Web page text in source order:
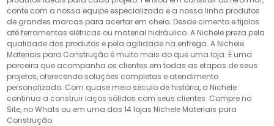
conte com a nossa equipe especializada e a nossa linha produtos
de grandes marcas para acertar em cheio. Desde cimento e tijolos
até ferramentas elétricas ou material hidráulico. A Nichele preza pela
qualidade dos produtos e pela agilidade na entrega. A Nichele
Materiais para Construção é muito mais do que uma loja. É uma
parceira que acompanha os clientes em todas as etapas de seus
projetos, oferecendo soluções completas e atendimento
personalizado. Com quase meio século de história, a Nichele
continua a construir laços sólidos com seus clientes. Compre no
Site, no Whats ou em uma das 14 lojas Nichele Materiais para
Construção.